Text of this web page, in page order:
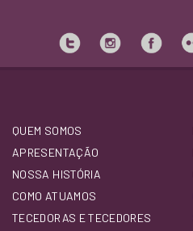
QUEM SOMOS
APRESENTAÇÃO
NOSSA HISTÓRIA
COMO ATUAMOS
TECEDORAS E TECEDORES